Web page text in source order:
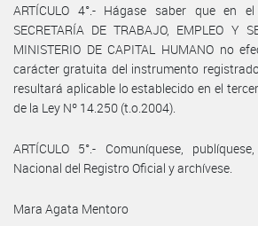
ARTÍCULO 4°.- Hágase saber que en
SECRETARÍA DE TRABAJO, EMPLEO Y
MINISTERIO DE CAPITAL HUMANO no
carácter gratuita del instrumento
resultará aplicable lo establecido en el
de la Ley Nº 14.250 (t.o.2004).
ARTÍCULO 5°.- Comuníquese,
Nacional del Registro Oficial y archívese.
Mara Agata Mentoro